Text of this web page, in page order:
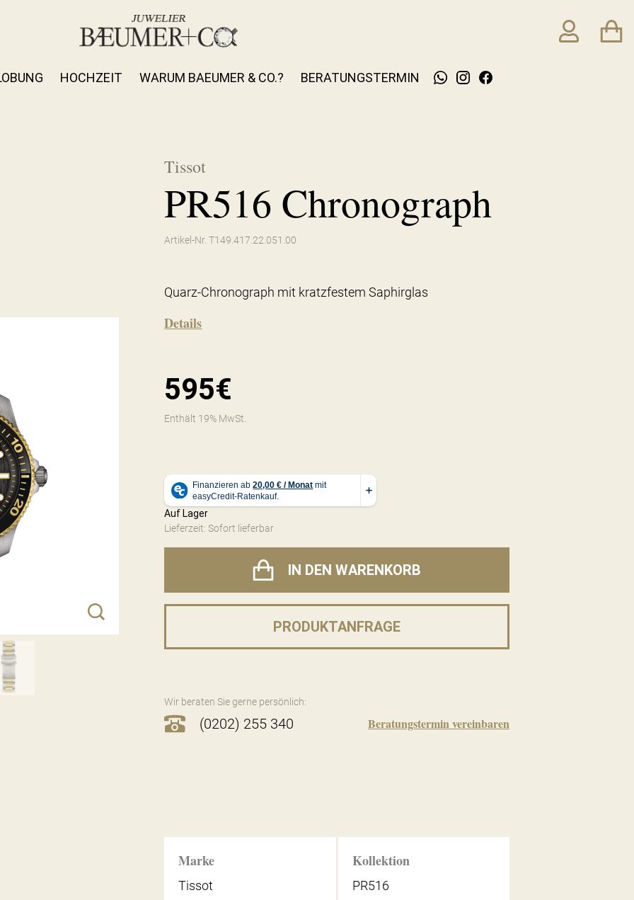
HOCHZEIT WARUM BAEUMER & CO.? BERATUNGSTERMIN
Tissot
PR516 Chronograph
Artikel-Nr. T149.417.22.051.00
Quarz-Chronograph mit kratzfestem Saphirglas
Details
595€
Enthält 19% MwSt.
Auf Lager
Lieferzeit: Sofort lieferbar
IN DEN WARENKORB
PRODUKTANFRAGE
Wir beraten Sie gerne persönlich:
(0202) 255 340 Beratungstermin vereinbaren
Marke
Tissot
Kollektion
PR516